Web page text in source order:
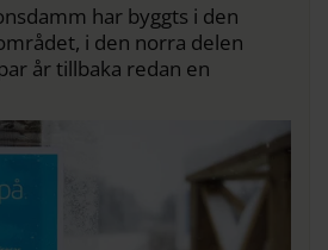
har byggts i den
i den norra delen
år tillbaka redan en